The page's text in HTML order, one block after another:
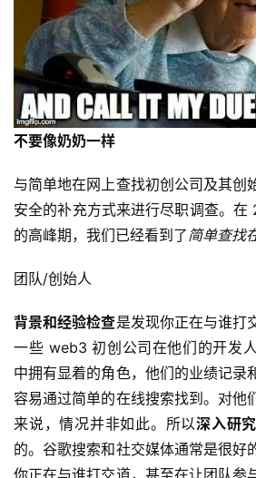
不要像奶奶一样
与简单地在网上查找初创公司及其创
安全的补充方式来进行尽职调查。在
的高峰期，我们已经看到了简单查找
团队/创始人
背景和经验检查是发现你正在与谁打
一些 web3 初创公司在他们的开发
中拥有显着的角色，他们的业绩记录
容易通过简单的在线搜索找到。对他
来说，情况并非如此。所以深入研究
的。谷歌搜索和社交媒体通常是很好